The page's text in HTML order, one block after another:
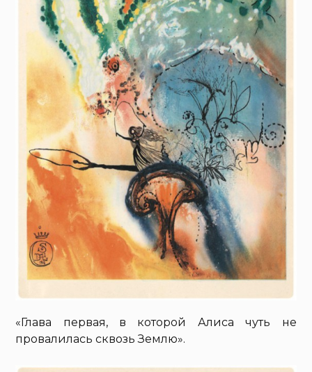
«Глава первая, в которой Алиса чуть не
провалилась сквозь Землю».